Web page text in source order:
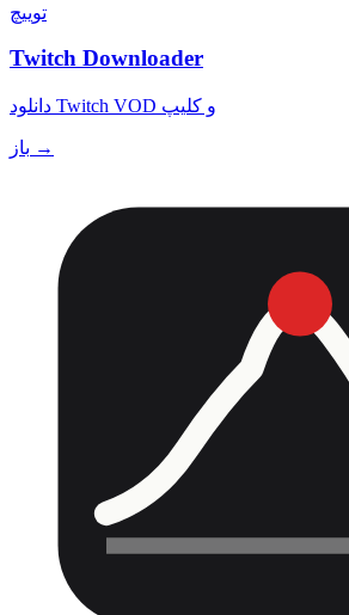
توییچ
Twitch Downloader
دانلود Twitch VOD و کلیپ
باز →